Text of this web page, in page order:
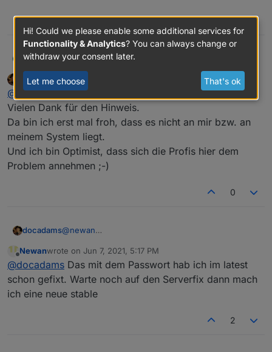
0
ftd@docadamsNein, ja.
Ich nutze den Adapter nicht. Ich nutze das Script von
Der Kollege im openWB Forum hat am 04.06. die
Serveränderung bei KIA festgestellt.
https://openwb.de/forum/viewtopic.php?
f=12&t=3137&start=20
auch keine SoC Daten mehr über das openWB Script
bekommen. Nach dem Fix im Script (ich denke, es waren
Offline
docadamswrote on
last edited by
@
ftd
Vielen Dank für den Hinweis.
Da bin ich erst mal froh, dass es nicht an mir bzw. an
meinem System liegt.
Und ich bin Optimist, dass sich die Profis hier dem
Problem annehmen ;-)
0
docadams@newan
Konfigurationsseite im Klartext. Auch wenn man die
Seite schließt und wieder öffnet.
Was als Punkte dargestellt wird ist die PIN, die man
machen will.
Aber eigentlich bin ich wegen was Anderem hier.
Funktioniert das Modul bei euch noch?
Seit dem 3.6.20 werden die Daten nicht mehr
aktualisiert.
Im Log steht:
Error
Obwohl ich bei meinen Zugangsdaten nichts
Offline
Newanwrote on Jun 7, 2021, 5:17 PM
last edited by
@docadams Das mit dem Passwort hab ich im latest
schon gefixt. Warte noch auf den Serverfix dann mach
ich eine neue stable
2
Hi! Could we please enable some additional services for
Functionality & Analytics? You can always change or
withdraw your consent later.
Let me choose That's ok